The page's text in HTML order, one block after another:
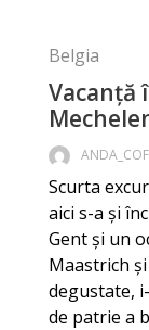
Belgia
Vacanță
Scurta
aici s-a și
Gent și un
Maastrich
degustate,
de patrie a